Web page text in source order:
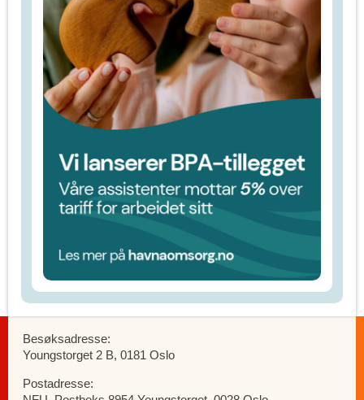
Besøksadresse:
Youngstorget 2 B, 0181 Oslo
Postadresse: